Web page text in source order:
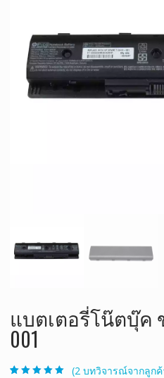
แบตเตอรี่โน๊ตบุ๊ค ข
001
(2 บทวิจารณ์จากลูกค้